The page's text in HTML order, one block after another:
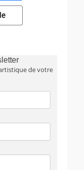
de votre